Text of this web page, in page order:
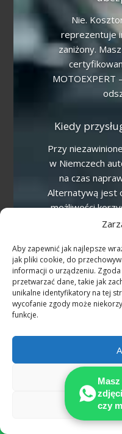
Aby zapewnić jak najlepsze
jak pliki cookie, do
informacji o urządzeniu.
przetwarzać dane, takie jak
unikalne identyfikatory na tej
wycofanie zgody może
funkcje.
Nie.
reprezentuje
zaniżony.
Kiedy
Przy
w Niemczech
na czas
Alternatywą jest
możliwości
To spadek
wypadku
Niemczech jest
Jak zgłosić
Wyślij zdjęcia
WhatsApp +49
wstępna

czy